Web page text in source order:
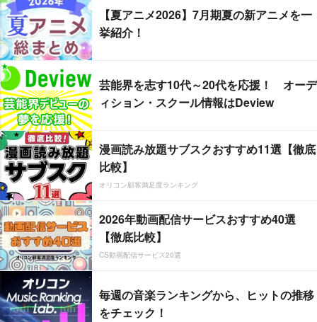
【夏アニメ2026】7月期夏の新アニメを一
挙紹介！
芸能界を志す10代～20代を応援！ オーデ
ィション・スクール情報はDeview
漫画読み放題サブスクおすすめ11選【徹底
比較】
オリコン顧客満足度ランキング
2026年動画配信サービスおすすめ40選
【徹底比較】
CS動画配信サービス20選
毎週の音楽ランキングから、ヒットの推移
をチェック！